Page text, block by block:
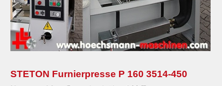
STETON Furnierpresse P 160 3514-450